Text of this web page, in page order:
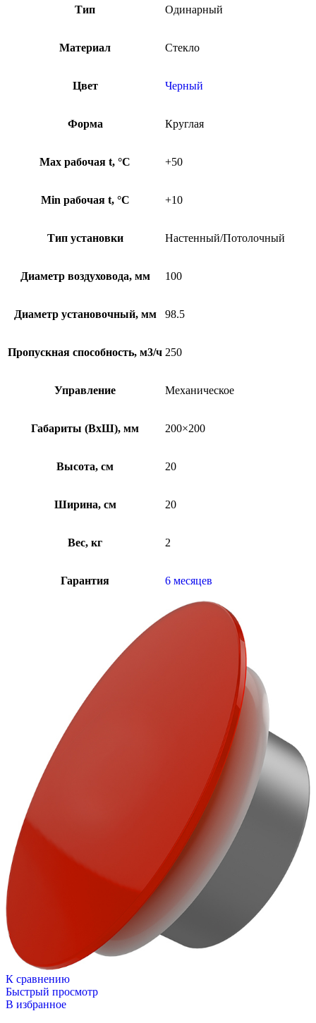
Тип Одинарный
Материал Стекло
Цвет Черный
Форма Круглая
Max рабочая t, °С +50
Min рабочая t, °С +10
Тип установки Настенный/Потолочный
Диаметр воздуховода, мм 100
Диаметр установочный, мм 98.5
Пропускная способность, м3/ч 250
Управление Механическое
Габариты (ВхШ), мм 200×200
Высота, см 20
Ширина, см 20
Вес, кг 2
Гарантия 6 месяцев
К сравнению
Быстрый просмотр
В избранное